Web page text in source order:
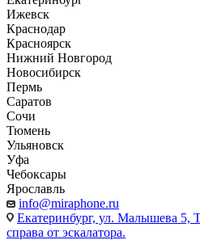
Ижевск
Краснодар
Красноярск
Нижний Новгород
Новосибирск
Пермь
Саратов
Сочи
Тюмень
Ульяновск
Уфа
Чебоксары
Ярославль
info@miraphone.ru
Екатеринбург, ул. Малышева 5,
справа от эскалатора.